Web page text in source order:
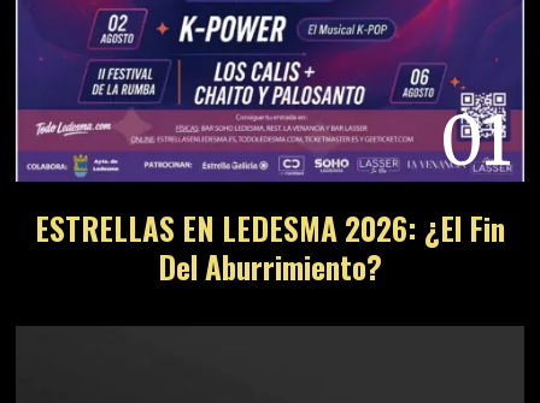
01
ESTRELLAS EN LEDESMA 2026: ¿El Fin
Del Aburrimiento?